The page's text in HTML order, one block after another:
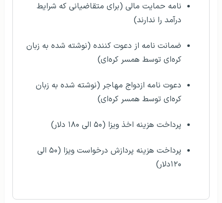
نامه حمایت مالی (برای متقاضیانی که شرایط
درآمد را ندارند)
ضمانت نامه از دعوت کننده (نوشته شده به زبان
کره‌ای توسط همسر کره‌ای)
دعوت نامه ازدواج مهاجر (نوشته شده به زبان
کره‌ای توسط همسر کره‌ای)
پرداخت هزینه اخذ ویزا (۵۰ الی ۱۸۰ دلار)
پرداخت هزینه پردازش درخواست ویزا (۵۰ الی
۱۲۰دلار)